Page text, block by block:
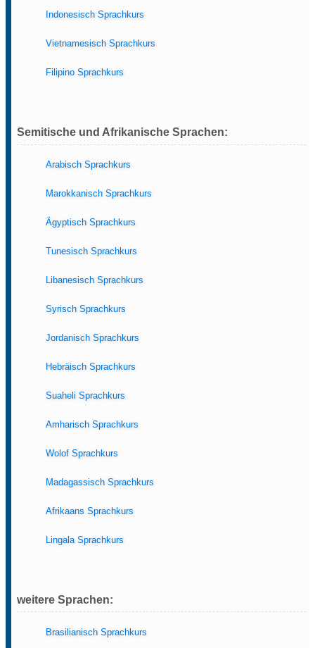
Indonesisch Sprachkurs
Vietnamesisch Sprachkurs
Filipino Sprachkurs
Semitische und Afrikanische Sprachen:
Arabisch Sprachkurs
Marokkanisch Sprachkurs
Ägyptisch Sprachkurs
Tunesisch Sprachkurs
Libanesisch Sprachkurs
Syrisch Sprachkurs
Jordanisch Sprachkurs
Hebräisch Sprachkurs
Suaheli Sprachkurs
Amharisch Sprachkurs
Wolof Sprachkurs
Madagassisch Sprachkurs
Afrikaans Sprachkurs
Lingala Sprachkurs
weitere Sprachen:
Brasilianisch Sprachkurs